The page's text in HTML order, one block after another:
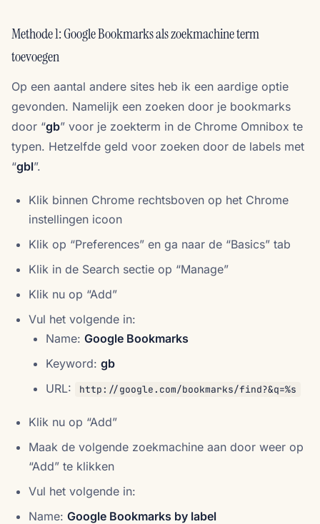
Methode 1: Google Bookmarks als zoekmachine term
toevoegen
Op een aantal andere sites heb ik een aardige optie
gevonden. Namelijk een zoeken door je bookmarks
door “gb” voor je zoekterm in de Chrome Omnibox te
typen. Hetzelfde geld voor zoeken door de labels met
“gbl”.
Klik binnen Chrome rechtsboven op het Chrome
instellingen icoon
Klik op “Preferences” en ga naar de “Basics” tab
Klik in de Search sectie op “Manage”
Klik nu op “Add”
Vul het volgende in:
Name: Google Bookmarks
Keyword: gb
URL:
http://google.com/bookmarks/find?&q=%s
Klik nu op “Add”
Maak de volgende zoekmachine aan door weer op
“Add” te klikken
Vul het volgende in:
Name: Google Bookmarks by label